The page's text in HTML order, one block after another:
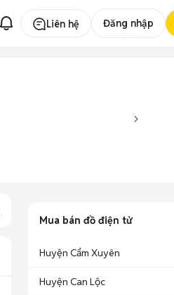
Liên hệ Đăng nhập
Mua bán đồ điện tử
Huyện Cẩm Xuyên
Huyện Can Lộc